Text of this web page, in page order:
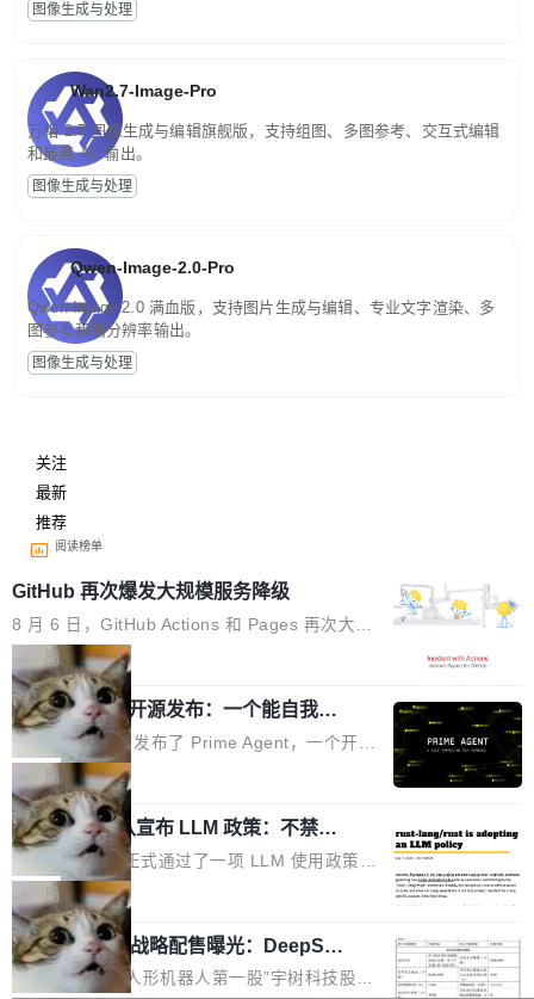
图像生成与处理
Wan2.7-Image-Pro
万相 2.7 图像生成与编辑旗舰版，支持组图、多图参考、交互式编辑
和最高 4K 输出。
图像生成与处理
Qwen-Image-2.0-Pro
Qwen-Image-2.0 满血版，支持图片生成与编辑、专业文字渲染、多
图参考和高分辨率输出。
图像生成与处理
关注
最新
推荐
阅读榜单
GitHub 再次爆发大规模服务降级
8 月 6 日，GitHub Actions 和 Pages 再次大规
模服务降级，Actions 完全不可用超过 5 小时，
webhook 停发，连自托管 runner 也因调度层故
障无法工作。Pages、Copilot code review、C
opilot coding agent 全部受影响。从检测到完全
恢复，大约 12 小时。 这是 2026 年 8 月的第六
起事故，其中四起与 AI/Copilot 服务相关。 Git
Hub 员工 kdaigle 在 HN 讨论中贴出了一组数
据：2025 年全年 10 亿次 commit。现在，每周
2.75 亿次，全年预计 140 亿次。GitHub...
局
Prime Agent 开源发布：一个能自我改
进的编程 Agent，ARC-AGI 3 超越人类
专家基线
Prime Intellect 发布了 Prime Agent，一个开源
的编程 Agent Harness，核心设计围绕两个抽
象：Recursive Language Model（RLM）和 C
ontinual Harness。在 ARC-AGI 3 基准测试
上，Prime Agent + Opus 5 的组合达到了 95.
5% RHAE Best@1，超过了 ARC 报告的人类专
家基线 95.4%。 不是又一个 coding agent 包装
器 Prime Agent 的架构和市面上大多数 coding
agent 有本质区别。大多数 agent harness 的设
局
Rust 项目团队宣布 LLM 政策：不禁
止，但你要承认哪些代码不是你写的
Rust 语言项目正式通过了一项 LLM 使用政策，
覆盖 rust-lang/rust 单一仓库的代码贡献。这不
是项目级别的官方立场，目前由五个团队采纳，
但它可能是主流开源项目中关于 AI 辅助贡献最
细致的一份规则。 政策的核心只有一句话：LLM
局
宇树科技 IPO 战略配售曝光：DeepSe
ek 获配 93.3 万股，锁定 36 个月
8月6日晚间，“人形机器人第一股”宇树科技股份